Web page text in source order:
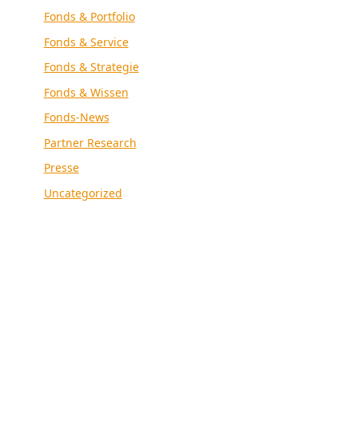
Fonds & Portfolio
Fonds & Service
Fonds & Strategie
Fonds & Wissen
Fonds-News
Partner Research
Presse
Uncategorized